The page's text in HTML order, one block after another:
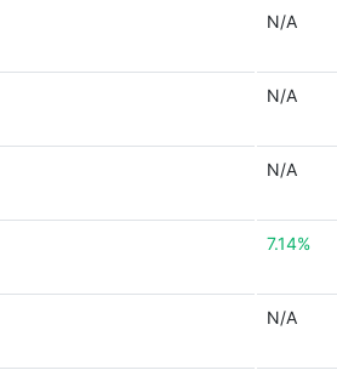
N/A
N/A
N/A
7.14%
N/A